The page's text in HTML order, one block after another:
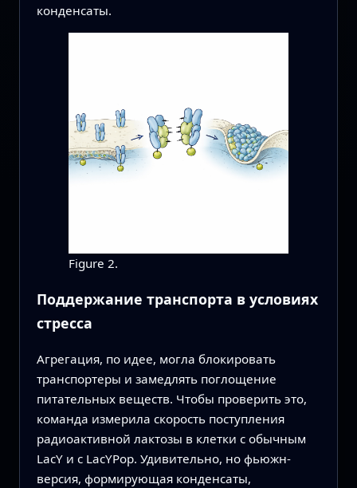
конденсаты.
Figure 2.
Поддержание транспорта в условиях
стресса
Агрегация, по идее, могла блокировать
транспортеры и замедлять поглощение
питательных веществ. Чтобы проверить это,
команда измерила скорость поступления
радиоактивной лактозы в клетки с обычным
LacY и с LacYPop. Удивительно, но фьюжн-
версия, формирующая конденсаты,